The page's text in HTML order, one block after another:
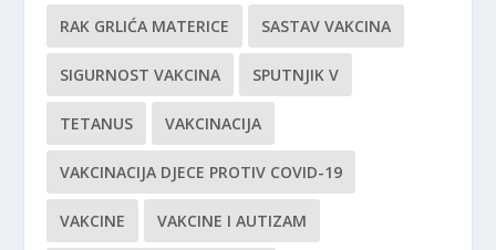
RAK GRLIĆA MATERICE SASTAV VAKCINA
SIGURNOST VAKCINA SPUTNJIK V
TETANUS VAKCINACIJA
VAKCINACIJA DJECE PROTIV COVID-19
VAKCINE VAKCINE I AUTIZAM